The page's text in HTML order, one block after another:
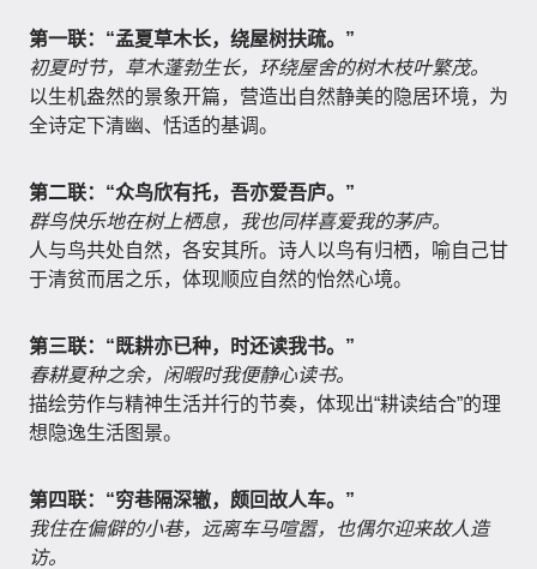
第一联：“孟夏草木长，绕屋树扶疏。”
初夏时节，草木蓬勃生长，环绕屋舍的树木枝叶繁茂。
以生机盎然的景象开篇，营造出自然静美的隐居环境，为
全诗定下清幽、恬适的基调。
第二联：“众鸟欣有托，吾亦爱吾庐。”
群鸟快乐地在树上栖息，我也同样喜爱我的茅庐。
人与鸟共处自然，各安其所。诗人以鸟有归栖，喻自己甘
于清贫而居之乐，体现顺应自然的怡然心境。
第三联：“既耕亦已种，时还读我书。”
春耕夏种之余，闲暇时我便静心读书。
描绘劳作与精神生活并行的节奏，体现出“耕读结合”的理
想隐逸生活图景。
第四联：“穷巷隔深辙，颇回故人车。”
我住在偏僻的小巷，远离车马喧嚣，也偶尔迎来故人造
访。